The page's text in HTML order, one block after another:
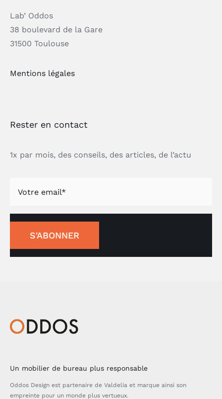
Lab’ Oddos
38 boulevard de la Gare
31500 Toulouse
Mentions légales
Rester en contact
1x par mois, des conseils, des articles, de l’actu
S'ABONNER
Un mobilier de bureau plus responsable
Oddos Design est partenaire de Valdelia et marque ainsi son
empreinte pour un monde plus vertueux.